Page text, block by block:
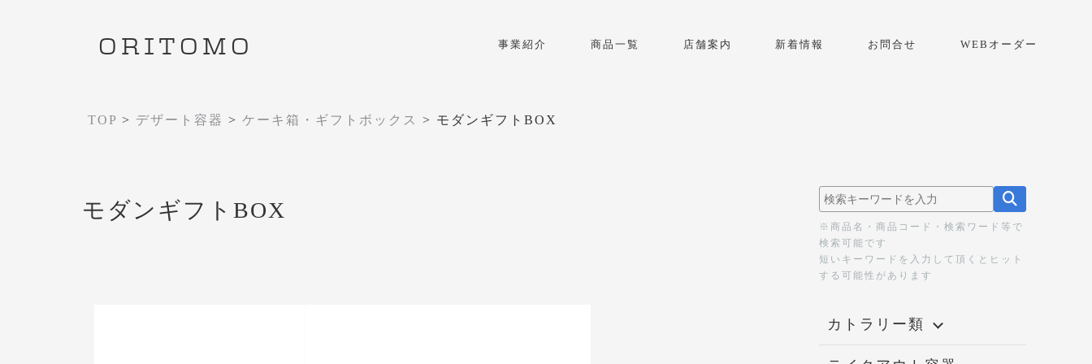
ORITOMO 事業紹介 商品一覧 店舗案内 新着情報 お問合せ WEBオーダー
TOP > デザート容器 > ケーキ箱・ギフトボックス > モダンギフトBOX
モダンギフトBOX
※商品名・商品コード・検索ワード等で
検索可能です
短いキーワードを入力して頂くとヒット
する可能性があります
カトラリー類